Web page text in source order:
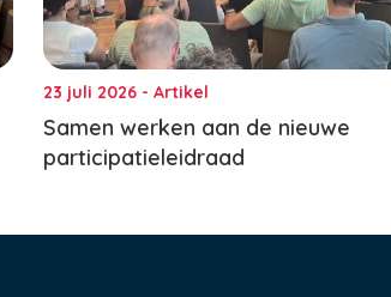
23 juli 2026 - Artikel
Samen werken aan de nieuwe
participatieleidraad